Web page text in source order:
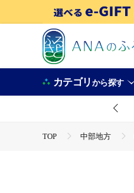
カテゴリから探す
TOP 中部地方